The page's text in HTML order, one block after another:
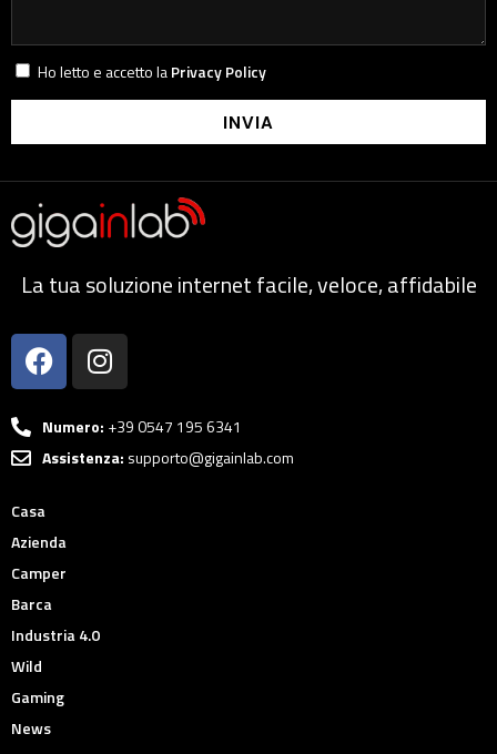
Ho letto e accetto laPrivacy Policy
INVIA
La tua soluzione internet facile, veloce, affidabile
Numero: +39 0547 195 6341
Assistenza: supporto@gigainlab.com
Casa
Azienda
Camper
Barca
Industria 4.0
Wild
Gaming
News